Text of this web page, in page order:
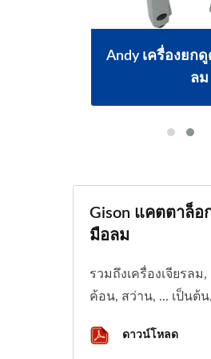
Andy เครื่องยกดูด
Gison แคตตาล็อ
มือลม
รวมถึงเครื่องเจียรลม,
ค้อน, สว่าน, ... เป็นต้น.
ดาวน์โหลด